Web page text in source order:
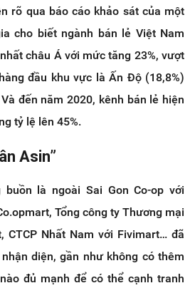
rõ qua báo cáo khảo sát của một
cho biết ngành bán lẻ Việt Nam
châu Á với mức tăng 23%, vượt
đầu khu vực là Ấn Độ (18,8%)
đến năm 2020, kênh bán lẻ hiện
tỷ lệ lên 45%.
Asin”
là ngoài Sai Gon Co-op với
Tổng công ty Thương mại
CTCP Nhất Nam với Fivimart… đã
diện, gần như không có thêm
đủ mạnh để có thể cạnh tranh